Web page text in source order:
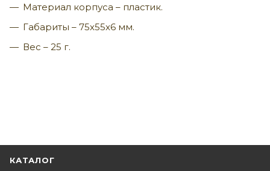
Материал корпуса – пластик.
Габариты – 75х55х6 мм.
Вес – 25 г.
КАТАЛОГ